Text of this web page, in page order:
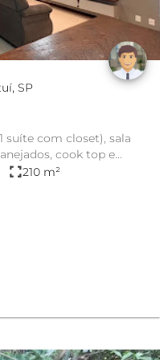
SP
suíte com closet), sala
cook top e
fullscreen210 m²